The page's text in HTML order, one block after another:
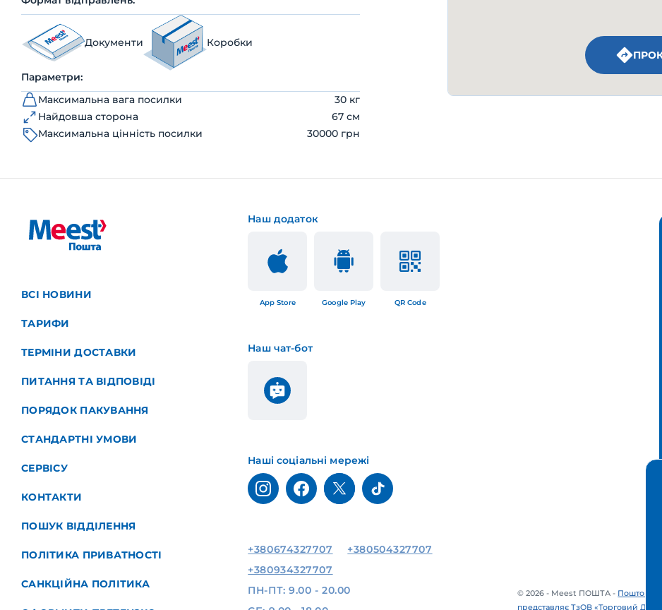
Документи Коробки
Параметри:
Максимальна вага посилки
30 кг
Найдовша сторона
67 см
Максимальна цінність посилки
30000 грн
ВСІ НОВИНИ
ТАРИФИ
ТЕРМІНИ ДОСТАВКИ
ПИТАННЯ ТА ВІДПОВІДІ
ПОРЯДОК ПАКУВАННЯ
СТАНДАРТНІ УМОВИ
СЕРВІСУ
КОНТАКТИ
ПОШУК ВІДДІЛЕННЯ
ПОЛІТИКА ПРИВАТНОСТІ
САНКЦІЙНА ПОЛІТИКА
Наш додаток
App Store Google Play QR Code
Наш чат-бот
Наші соціальні мережі
+380674327707
+380504327707
+380934327707
ПН-ПТ: 9.00 - 20.00
© 2026 - Meest ПОШТА - Поштові
представляє ТзОВ «Торговий Дім